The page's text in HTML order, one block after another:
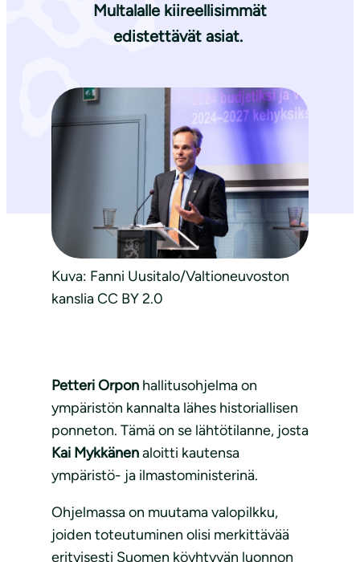
Multalalle kiireellisimmät
edistettävät asiat.
Kuva: Fanni Uusitalo/Valtioneuvoston
kanslia CC BY 2.0
Petteri Orpon hallitusohjelma on
ympäristön kannalta lähes historiallisen
ponneton. Tämä on se lähtötilanne, josta
Kai Mykkänenaloitti kautensa
ympäristö- ja ilmastoministerinä.
Ohjelmassa on muutama valopilkku,
joiden toteutuminen olisi merkittävää
erityisesti Suomen köyhtyvän luonnon